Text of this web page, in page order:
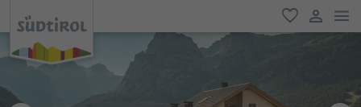
favorit
user link